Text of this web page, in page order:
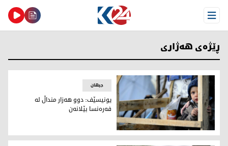
Open Menu
ڕێژەی هەژاری
یونیسێف: دوو هەزار منداڵ له‌ فه‌ره‌نسا بێلانه‌ن
جیهان
یونیسێف: دوو هەزار منداڵ له‌
فه‌ره‌نسا بێلانه‌ن